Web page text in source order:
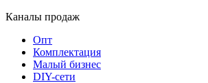
Каналы продаж
Опт
Комплектация
Малый бизнес
DIY-сети